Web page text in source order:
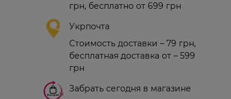
грн, бесплатно от 699 грн
Укрпочта
Стоимость доставки – 79 грн,
бесплатная доставка от – 599
грн
Забрать сегодня в магазине